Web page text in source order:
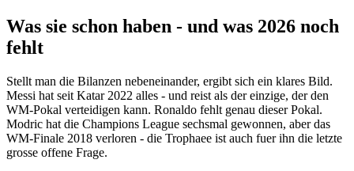
Was sie schon haben - und was 2026 noch
fehlt
Stellt man die Bilanzen nebeneinander, ergibt sich ein klares Bild.
Messi hat seit Katar 2022 alles - und reist als der einzige, der den
WM-Pokal verteidigen kann. Ronaldo fehlt genau dieser Pokal.
Modric hat die Champions League sechsmal gewonnen, aber das
WM-Finale 2018 verloren - die Trophaee ist auch fuer ihn die letzte
grosse offene Frage.